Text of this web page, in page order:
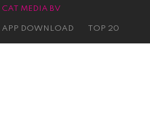
CAT MEDIA BV
APP DOWNLOAD TOP 20